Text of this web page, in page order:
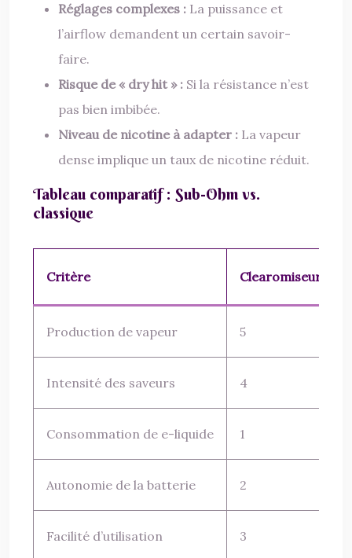
Réglages complexes : La puissance et
l’airflow demandent un certain savoir-
faire.
Risque de « dry hit » : Si la résistance n’est
pas bien imbibée.
Niveau de nicotine à adapter : La vapeur
dense implique un taux de nicotine réduit.
Tableau comparatif : Sub-Ohm vs.
classique
Critère Clearomiseurs
Production de vapeur 5
Intensité des saveurs 4
Consommation de e-liquide 1
Autonomie de la batterie 2
Facilité d’utilisation 3